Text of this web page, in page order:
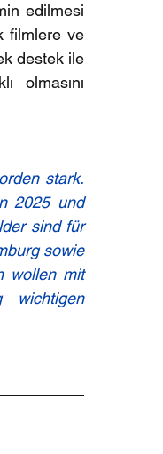
edilmesi
filmlere ve
destek ile
olmasını
stark.
2025 und
sind für
sowie
wollen mit
wichtigen